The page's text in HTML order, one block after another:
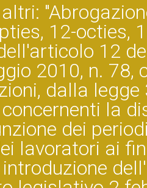
12-octies,
12
2010, n. 78,
dalla legge
la
dei
lavoratori ai